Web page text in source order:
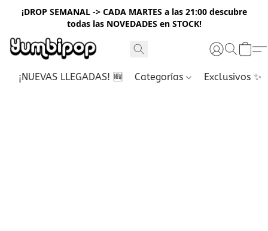
¡DROP SEMANAL -> CADA MARTES a las 21:00 descubre
todas las NOVEDADES en STOCK!
¡NUEVAS LLEGADAS! 🆕 Categorías Exclusivos ✨